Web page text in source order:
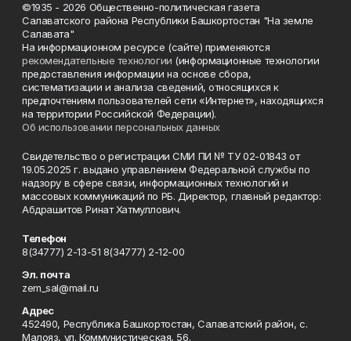
©1935 - 2026 Общественно-политическая газета
Салаватского района Республики Башкортостан "На земле
Салавата"
На информационном ресурсе (сайте) применяются
рекомендательные технологии (информационные технологии
предоставления информации на основе сбора,
систематизации и анализа сведений, относящихся к
предпочтениям пользователей сети «Интернет», находящихся
на территории Российской Федерации).
Об использовании персональных данных
Свидетельство о регистрации СМИ ПИ № ТУ 02-01843 от
19.05.2025 г. выдано управлением Федеральной службы по
надзору в сфере связи, информационных технологий и
массовых коммуникаций по РБ. Директор, главный редактор:
Абдрашитов Ринат Хатмуллович.
Телефон
8(34777) 2-13-51 8(34777) 2-12-00
Эл. почта
zem_sal@mail.ru
Адрес
452490, Республика Башкортостан, Салаватский район, с.
Малояз, ул. Коммунистическая, 56.